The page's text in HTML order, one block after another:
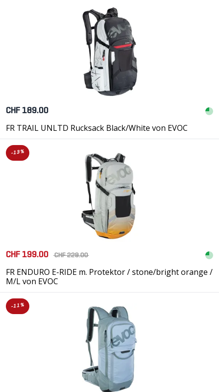
CHF 189.00
FR TRAIL UNLTD Rucksack Black/White von EVOC
-13%
CHF 199.00 CHF 229.00
FR ENDURO E-RIDE m. Protektor / stone/bright orange /
M/L von EVOC
-11%